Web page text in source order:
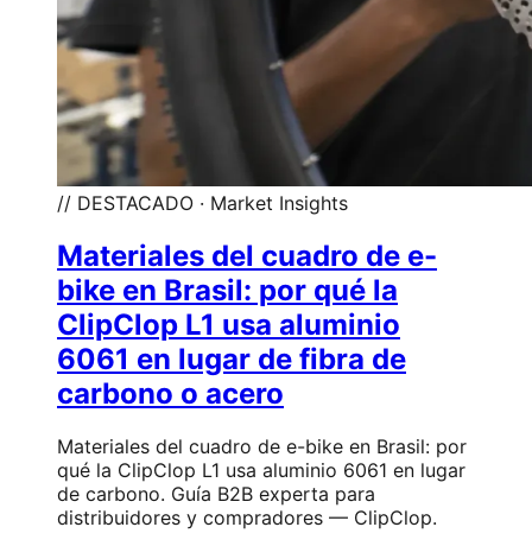
// DESTACADO · Market Insights
Materiales del cuadro de e-
bike en Brasil: por qué la
ClipClop L1 usa aluminio
6061 en lugar de fibra de
carbono o acero
Materiales del cuadro de e-bike en Brasil: por
qué la ClipClop L1 usa aluminio 6061 en lugar
de carbono. Guía B2B experta para
distribuidores y compradores — ClipClop.